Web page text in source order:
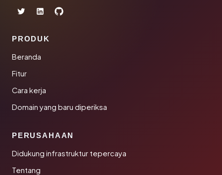
PRODUK
Beranda
Fitur
Cara kerja
Domain yang baru diperiksa
PERUSAHAAN
Didukung infrastruktur tepercaya
Tentang